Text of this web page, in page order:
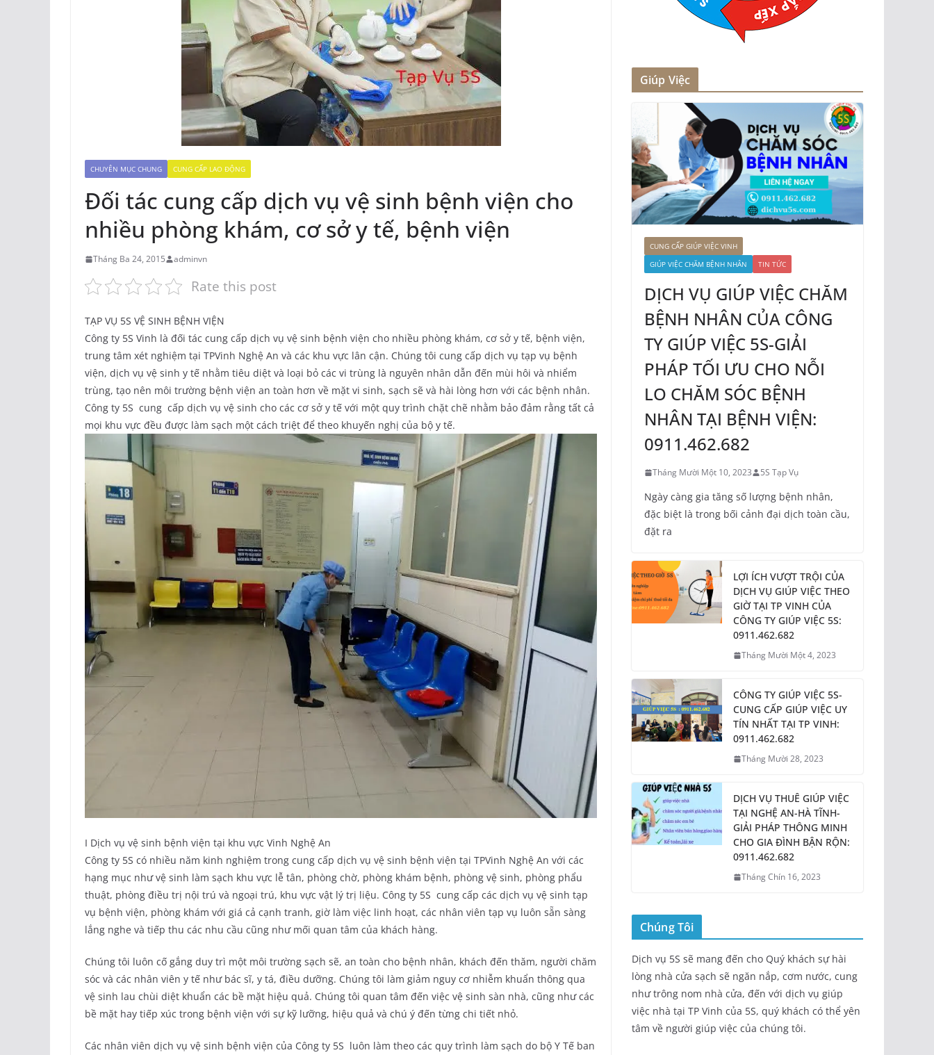
CHUYÊN MỤC CHUNG CUNG CẤP LAO ĐỘNG
Đối tác cung cấp dịch vụ vệ sinh bệnh viện cho
nhiều phòng khám, cơ sở y tế, bệnh viện
Tháng Ba 24, 2015 adminvn
Rate this post
TẠP VỤ 5S VỆ SINH BỆNH VIỆN
Công ty 5S Vinh là đối tác cung cấp dịch vụ vệ sinh bệnh viện cho nhiều phòng khám, cơ sở y tế, bệnh viện,
trung tâm xét nghiệm tại TPVinh Nghệ An và các khu vực lân cận. Chúng tôi cung cấp dịch vụ tạp vụ bệnh
viện, dịch vụ vệ sinh y tế nhằm tiêu diệt và loại bỏ các vi trùng là nguyên nhân dẫn đến mùi hôi và nhiểm
trùng, tạo nên môi trường bệnh viện an toàn hơn về mặt vi sinh, sạch sẽ và hài lòng hơn với các bệnh nhân.
Công ty 5S cung cấp dịch vụ vệ sinh cho các cơ sở y tế với một quy trình chặt chẽ nhằm bảo đảm rằng tất cả
mọi khu vực đều được làm sạch một cách triệt để theo khuyến nghị của bộ y tế.
I Dịch vụ vệ sinh bệnh viện tại khu vực Vinh Nghệ An
Công ty 5S có nhiều năm kinh nghiệm trong cung cấp dịch vụ vệ sinh bệnh viện tại TPVinh Nghệ An với các
hạng mục như vệ sinh làm sạch khu vực lễ tân, phòng chờ, phòng khám bệnh, phòng vệ sinh, phòng phẩu
thuật, phòng điều trị nội trú và ngoại trú, khu vực vật lý trị liệu. Công ty 5S cung cấp các dịch vụ vệ sinh tạp
vụ bệnh viện, phòng khám với giá cả cạnh tranh, giờ làm việc linh hoạt, các nhân viên tạp vụ luôn sẵn sàng
lắng nghe và tiếp thu các nhu cầu cũng như mối quan tâm của khách hàng.
Chúng tôi luôn cố gắng duy trì một môi trường sạch sẽ, an toàn cho bệnh nhân, khách đến thăm, người chăm
sóc và các nhân viên y tế như bác sĩ, y tá, điều dưỡng. Chúng tôi làm giảm nguy cơ nhiễm khuẩn thông qua
vệ sinh lau chùi diệt khuẩn các bề mặt hiệu quả. Chúng tôi quan tâm đến việc vệ sinh sàn nhà, cũng như các
bề mặt hay tiếp xúc trong bệnh viện với sự kỹ lưỡng, hiệu quả và chú ý đến từng chi tiết nhỏ.
Các nhân viên dịch vụ vệ sinh bệnh viện của Công ty 5S luôn làm theo các quy trình làm sạch do bộ Y Tế ban
Giúp Việc
CUNG CẤP GIÚP VIỆC VINH
GIÚP VIỆC CHĂM BỆNH NHÂN
TIN TỨC
DỊCH VỤ GIÚP VIỆC CHĂM
BỆNH NHÂN CỦA CÔNG
TY GIÚP VIỆC 5S-GIẢI
PHÁP TỐI ƯU CHO NỖI
LO CHĂM SÓC BỆNH
NHÂN TẠI BỆNH VIỆN:
0911.462.682
Tháng Mười Một 10, 2023 5S Tạp Vụ
Ngày càng gia tăng số lượng bệnh nhân,
đặc biệt là trong bối cảnh đại dịch toàn cầu,
đặt ra
LỢI ÍCH VƯỢT TRỘI CỦA
DỊCH VỤ GIÚP VIỆC THEO
GIỜ TẠI TP VINH CỦA
CÔNG TY GIÚP VIỆC 5S:
0911.462.682
Tháng Mười Một 4, 2023
CÔNG TY GIÚP VIỆC 5S-
CUNG CẤP GIÚP VIỆC UY
TÍN NHẤT TẠI TP VINH:
0911.462.682
Tháng Mười 28, 2023
DỊCH VỤ THUÊ GIÚP VIỆC
TẠI NGHỆ AN-HÀ TĨNH-
GIẢI PHÁP THÔNG MINH
CHO GIA ĐÌNH BẬN RỘN:
0911.462.682
Tháng Chín 16, 2023
Chúng Tôi
Dịch vụ 5S sẽ mang đến cho Quý khách sự hài
lòng nhà cửa sạch sẽ ngăn nắp, cơm nước, cung
như trông nom nhà cửa, đến với dịch vụ giúp
việc nhà tại TP Vinh của 5S, quý khách có thể yên
tâm về người giúp việc của chúng tôi.